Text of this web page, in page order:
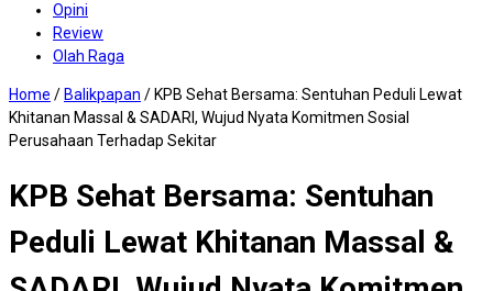
Opini
Review
Olah Raga
Home / Balikpapan / KPB Sehat Bersama: Sentuhan Peduli Lewat
Khitanan Massal & SADARI, Wujud Nyata Komitmen Sosial
Perusahaan Terhadap Sekitar
KPB Sehat Bersama: Sentuhan
Peduli Lewat Khitanan Massal &